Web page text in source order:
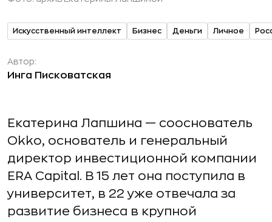
Искусственный интеллект Бизнес Деньги Личное
Автор:
Инга Писковатская
Екатерина Лапшина — сооснователь
Okko, основатель и генеральный
директор инвестиционной компании
ERA Capital. В 15 лет она поступила в
университет, в 22 уже отвечала за
развитие бизнеса в крупной